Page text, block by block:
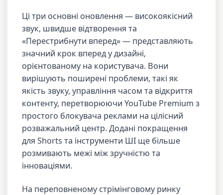
Ці три основні оновлення — високоякісний
звук, швидше відтворення та
«Перестрибнути вперед» — представляють
значний крок вперед у дизайні,
орієнтованому на користувача. Вони
вирішують поширені проблеми, такі як
якість звуку, управління часом та відкриття
контенту, перетворюючи YouTube Premium з
простого блокувача реклами на цілісний
розважальний центр. Додані покращення
для Shorts та інструменти ШІ ще більше
розмивають межі між зручністю та
інноваціями.
На переповненому стрімінговому ринку